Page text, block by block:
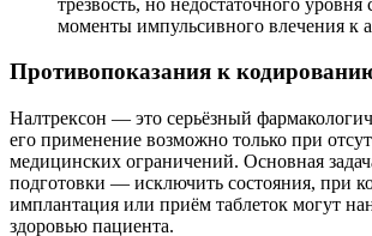
моменты импульсивного влечения к
Противопоказания к
Налтрексон — это серьёзный
его применение возможно только при
медицинских ограничений. Основная
подготовки — исключить состояния, при
имплантация или приём таблеток могут
здоровью пациента.